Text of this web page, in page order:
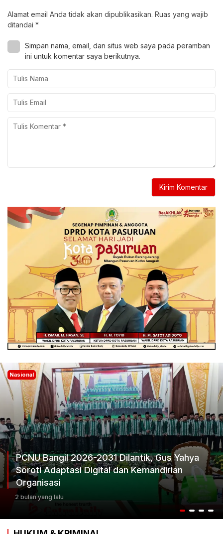
Alamat email Anda tidak akan dipublikasikan. Ruas yang wajib
ditandai *
Simpan nama, email, dan situs web saya pada peramban
ini untuk komentar saya berikutnya.
Nasional
PCNU Bangil 2026-2031 Dilantik, Gus Yahya
Soroti Adaptasi Digital dan Kemandirian
Organisasi
2 bulan yang lalu